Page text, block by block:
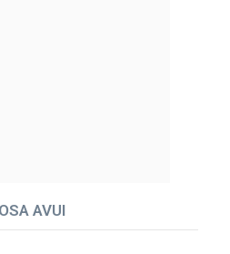
AVUI